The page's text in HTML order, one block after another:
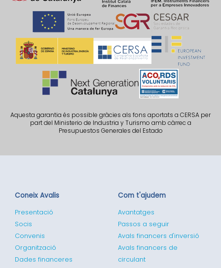
Aquesta garantia és possible gràcies als fons aportats a CERSA per
part del Ministerio de Industria y Turismo amb càrrec a
Presupuestos Generales del Estado
Coneix Avalis
Presentació
Socis
Convenis
Organització
Dades financeres
Com t'ajudem
Avantatges
Passos a seguir
Avals financers d'inversió
Avals financers de
circulant